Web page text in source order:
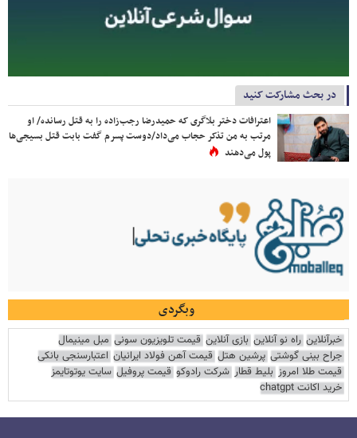
در بحث مشارکت کنید
اعترافات دختر بلاگری که حمیدرضا رجب‌زاده را به قتل رسانده/ او
مرتب به من تذکر حجاب می‌داد/دوست پسرم گفت بابت قتل بسیجی‌ها
پول می‌دهند
وبگردی
خبرآنلاین راه نو آنلاین بازی آنلاین قیمت تلویزیون سونی مبل مینیمال
جراح بینی گوشتی پرشین هتل قیمت آهن فولاد ایرانیان اعتبارسنجی بانکی
قیمت طلا امروز بلیط قطار شرکت رادوکو قیمت پروفیل سایت یوتوتایمز
خرید اکانت chatgpt